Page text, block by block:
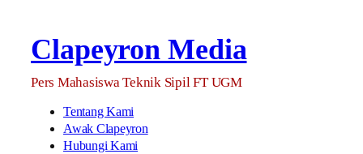
Clapeyron Media
Pers Mahasiswa Teknik Sipil FT UGM
Tentang Kami
Awak Clapeyron
Hubungi Kami